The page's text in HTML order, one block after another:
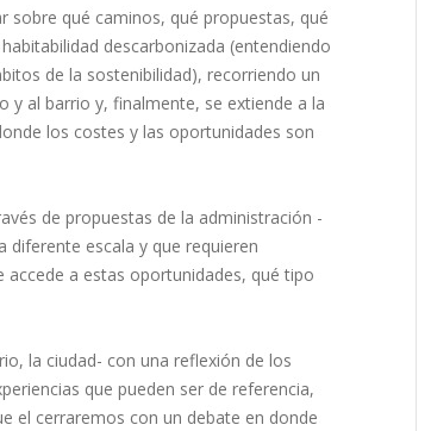
sobre qué caminos, qué propuestas, qué
descarbonizada (entendiendo
de la sostenibilidad), recorriendo un
y al barrio y, finalmente, se extiende a la
los costes y las oportunidades son
de propuestas de la administración -
diferente escala y que requieren
a estas oportunidades, qué tipo
la ciudad- con una reflexión de los
que pueden ser de referencia,
el cerraremos con un debate en donde